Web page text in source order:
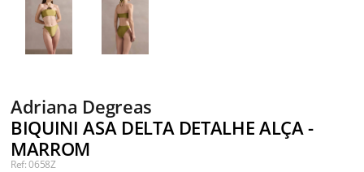
Adriana Degreas
BIQUINI ASA DELTA DETALHE ALÇA -
MARROM
Ref: 0658Z